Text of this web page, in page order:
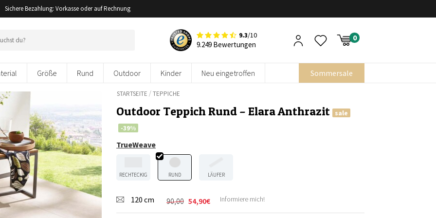
Sichere Bezahlung: Vorkasse oder auf Rechnung
9.3/10
9.249 Bewertungen
Größe Rund Outdoor Kinder Neu eingetroffen Sommersale
STARTSEITE /TEPPICHE
Outdoor Teppich Rund – Elara Anthrazit
sale
-39%
TrueWeave
RECHTECKIG RUND LÄUFER
120 cm 90,00
Ursprünglicher
Preis
54,90€
Aktueller
Preis
Informiere mich!